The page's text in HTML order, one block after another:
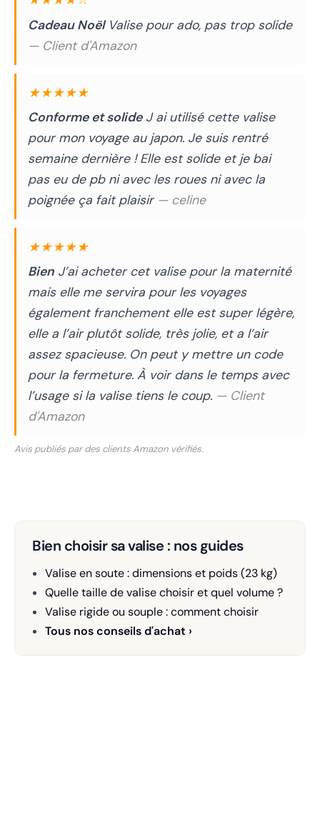
Cadeau NoëlValise pour ado, pas trop solide
— Client d'Amazon
★★★★★
Conforme et solideJ ai utilisé cette valise
pour mon voyage au japon. Je suis rentré
semaine dernière ! Elle est solide et je bai
pas eu de pb ni avec les roues ni avec la
poignée ça fait plaisir — celine
★★★★★
Bien J’ai acheter cet valise pour la maternité
mais elle me servira pour les voyages
également franchement elle est super légère,
elle a l’air plutôt solide, très jolie, et a l’air
assez spacieuse. On peut y mettre un code
pour la fermeture. À voir dans le temps avec
l’usage si la valise tiens le coup. — Client
d'Amazon
Avis publiés par des clients Amazon vérifiés.
Bien choisir sa valise : nos guides
Valise en soute : dimensions et poids (23 kg)
Quelle taille de valise choisir et quel volume ?
Valise rigide ou souple : comment choisir
Tous nos conseils d'achat ›